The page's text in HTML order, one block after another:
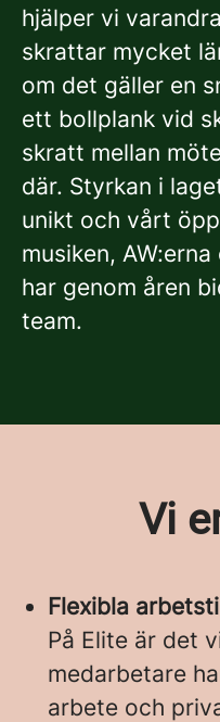
hjälper vi
skrattar mycket
om det gäller en
ett bollplank vid
skratt mellan
där. Styrkan i
unikt och vårt
musiken,
har genom åren
team.
Vi
Flexibla
På Elite är det
medarbetare
arbete och